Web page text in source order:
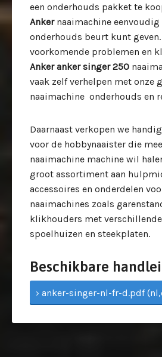
een onderhouds pakket te
Ankernaaimachine eenvoudig
onderhouds beurt kunt
voorkomende problemen en
Anker anker singer 250
vaak zelf verhelpen met onze
naaimachine onderhouds en
Daarnaast verkopen we
voor de hobbynaaister die
naaimachine machine wil
groot assortiment aan
accessoires en onderdelen
naaimachines zoals
klikhouders met
spoelhuizen en steekplaten.
Beschikbare
› anker-singer-nl-fr-d.pdf